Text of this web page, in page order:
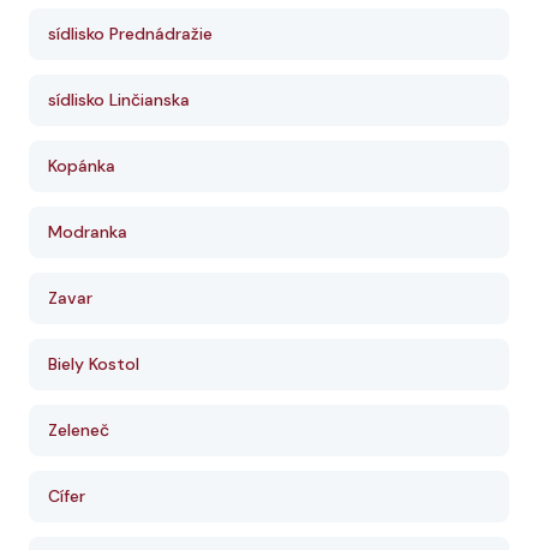
sídlisko Prednádražie
sídlisko Linčianska
Kopánka
Modranka
Zavar
Biely Kostol
Zeleneč
Cífer